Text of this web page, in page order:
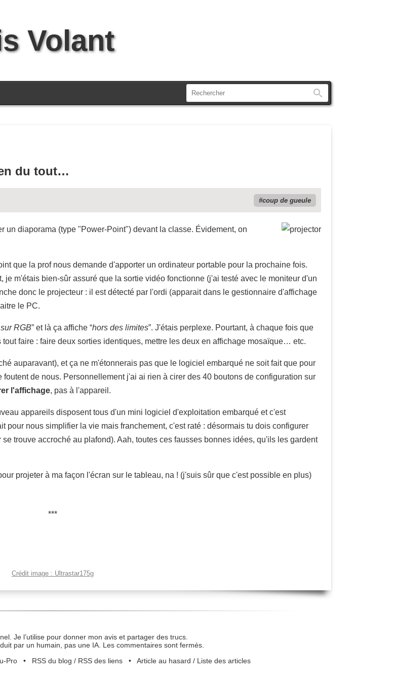
Volant
du tout…
coup de gueule
un diaporama (type "Power-Point") devant la classe. Évidement, on
que la prof nous demande d'apporter un ordinateur portable pour la prochaine fois.
m'étais bien-sûr assuré que la sortie vidéo fonctionne (j'ai testé avec le moniteur d'un
donc le projecteur : il est détecté par l'ordi (apparait dans le gestionnaire d'affichage
le PC.
RGB” et là ça affiche “hors des limites”. J'étais perplexe. Pourtant, à chaque fois que
faire : faire deux sorties identiques, mettre les deux en affichage mosaïque… etc.
auparavant), et ça ne m'étonnerais pas que le logiciel embarqué ne soit fait que pour
de nous. Personnellement j'ai ai rien à cirer des 40 boutons de configuration sur
l'affichage, pas à l'appareil.
appareils disposent tous d'un mini logiciel d'exploitation embarqué et c'est
pour nous simplifier la vie mais franchement, c'est raté : désormais tu dois configurer
trouve accroché au plafond). Aah, toutes ces fausses bonnes idées, qu'ils les gardent
projeter à ma façon l'écran sur le tableau, na ! (j'suis sûr que c'est possible en plus)
Crédit image : Ultrastar175g
Je l’utilise pour donner mon avis et partager des trucs.
par un humain, pas une IA. Les commentaires sont fermés.
Pro• RSS du blog / RSS des liens• Article au hasard / Liste des articles